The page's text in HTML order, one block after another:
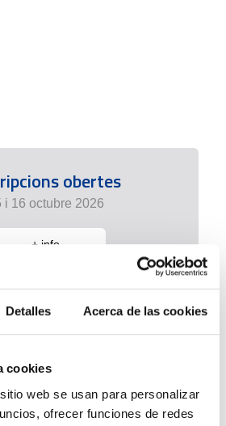
Detalles Acerca de las cookies
cookies
web se usan para personalizar
ofrecer funciones de redes
obertes
i 16 octubre 2026
+ info